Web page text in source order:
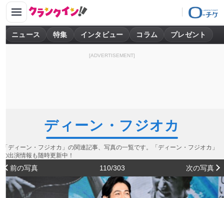
ニュース 特集 インタビュー コラム プレゼント
[ADVERTISEMENT]
ディーン・フジオカ
「ディーン・フジオカ」の関連記事、写真の一覧です。「ディーン・フジオカ」
の出演情報も随時更新中！
前の写真 110/303 次の写真